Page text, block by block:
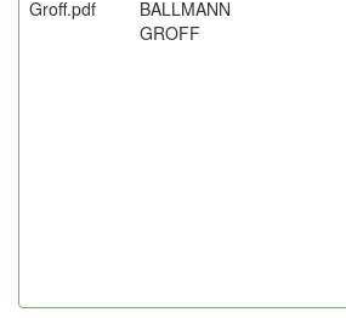
Groff.pdf
BALLMANN
GROFF